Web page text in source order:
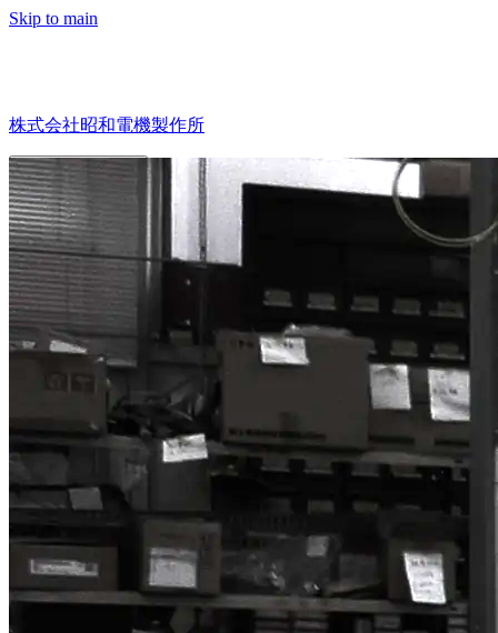
Skip to main
株式会社昭和電機製作所
Primary Menu
お知らせ
私たちについて
ホーム
お知らせ
私たちについて
事業案内
採用情報
お問い合わせ
サイト利用規定
プライバシーポリシー